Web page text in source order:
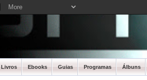
Livros Ebooks Guias Programas Álbuns